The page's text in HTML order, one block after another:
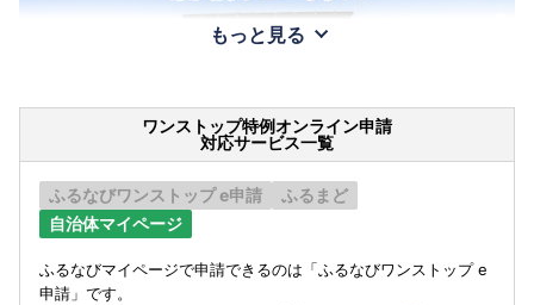
もっと見る
ワンストップ特例オンライン申請
対応サービス一覧
ふるなびワンストップ e申請
ふるまど
自治体マイページ
ふるなびマイページで申請できるのは「ふるなびワンストップ e
申請」です。